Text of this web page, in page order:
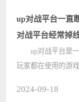
数据，那表格sheet
给????
up对战平台一直
对战平台经常掉
up对战平台是一
玩家都在使用的游
2024-09-18